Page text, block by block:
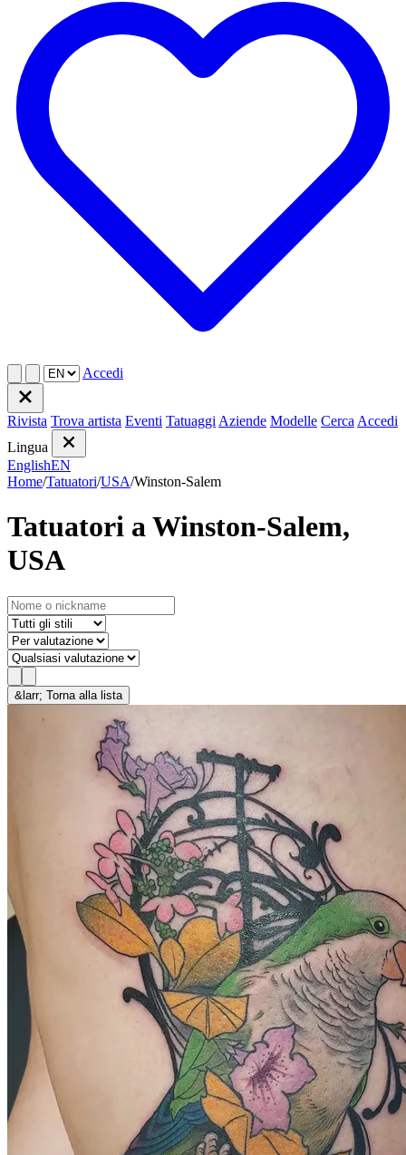
Accedi
Rivista Trova artista Eventi Tatuaggi Aziende Modelle Cerca Accedi
Lingua
EnglishEN
Home/Tatuatori/USA/Winston-Salem
Tatuatori a Winston-Salem,
USA
&larr; Torna alla lista